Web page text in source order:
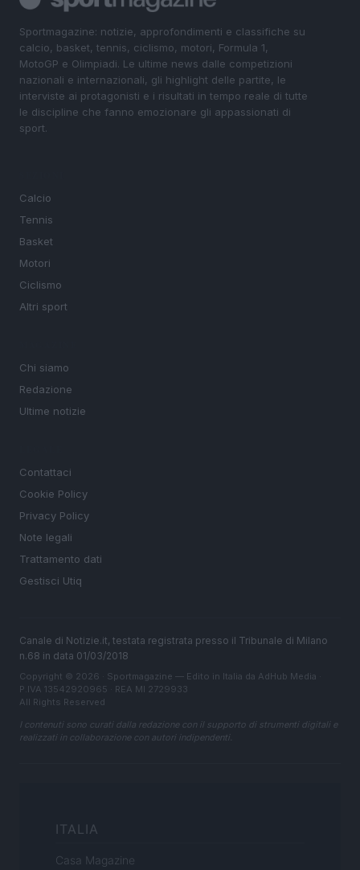
Sportmagazine: notizie, approfondimenti e classifiche su
calcio, basket, tennis, ciclismo, motori, Formula 1,
MotoGP e Olimpiadi. Le ultime news dalle competizioni
nazionali e internazionali, gli highlight delle partite, le
interviste ai protagonisti e i risultati in tempo reale di tutte
le discipline che fanno emozionare gli appassionati di
sport.
Calcio
Tennis
Basket
Motori
Ciclismo
Altri sport
Chi siamo
Redazione
Ultime notizie
Contattaci
Cookie Policy
Privacy Policy
Note legali
Trattamento dati
Gestisci Utiq
Canale di Notizie.it, testata registrata presso il Tribunale di Milano
n.68 in data 01/03/2018
Copyright © 2026 · Sportmagazine — Edito in Italia da AdHub Media
P.IVA 13542920965 · REA MI 2729933
All Rights Reserved
I contenuti sono curati dalla redazione con il supporto di strumenti digitali e
realizzati in collaborazione con autori indipendenti.
ITALIA
Casa Magazine